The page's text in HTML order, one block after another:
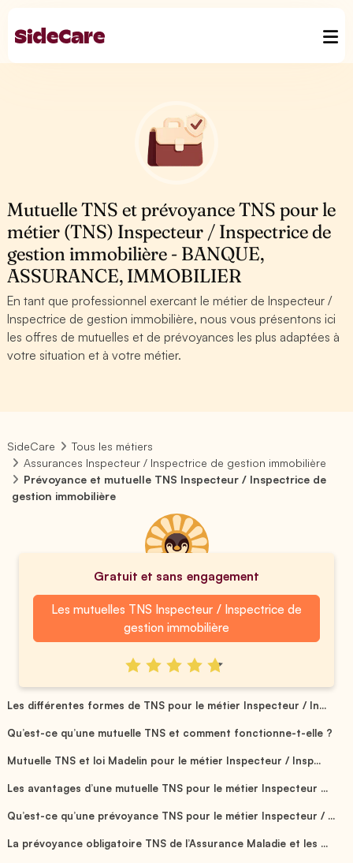
Mutuelle TNS et prévoyance TNS pour le
métier (TNS) Inspecteur / Inspectrice de
gestion immobilière - BANQUE,
ASSURANCE, IMMOBILIER
En tant que professionnel exercant le métier de Inspecteur /
Inspectrice de gestion immobilière, nous vous présentons ici
les offres de mutuelles et de prévoyances les plus adaptées à
votre situation et à votre métier.
SideCare
Tous les métiers
Assurances Inspecteur / Inspectrice de gestion immobilière
Prévoyance et mutuelle TNS Inspecteur / Inspectrice de
gestion immobilière
Gratuit et sans engagement
Les mutuelles TNS Inspecteur / Inspectrice de
gestion immobilière
Les différentes formes de TNS pour le métier Inspecteur / In...
Qu’est-ce qu’une mutuelle TNS et comment fonctionne-t-elle ?
Mutuelle TNS et loi Madelin pour le métier Inspecteur / Insp...
Les avantages d’une mutuelle TNS pour le métier Inspecteur ...
Qu’est-ce qu’une prévoyance TNS pour le métier Inspecteur / ...
La prévoyance obligatoire TNS de l’Assurance Maladie et les ...